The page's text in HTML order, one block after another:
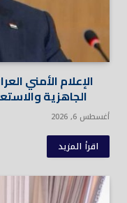
الإعلام الأمني
الجاهزية
أغسطس 6, 2026
اقرأ المزيد